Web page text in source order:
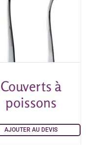
Couverts à
poissons
AJOUTER AU DEVIS